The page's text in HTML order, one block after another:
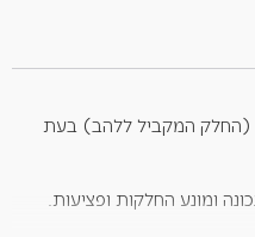
(החלק המקביל ללהב) בעת
ומונע החלקות ופציעות.